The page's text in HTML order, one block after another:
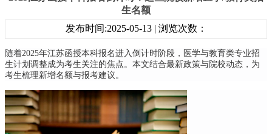
生名额
发布时间:2025-05-13 | 浏览次数：
随着2025年江苏函授本科报名进入倒计时阶段，医学与教育类专业招
生计划调整成为考生关注的焦点。本文结合最新政策与院校动态，为
考生梳理新增名额与报考建议。